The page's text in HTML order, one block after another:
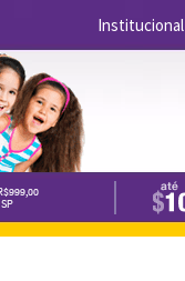
Institucional